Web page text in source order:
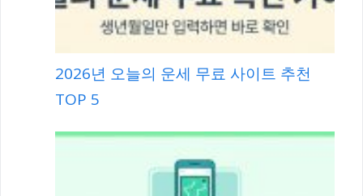
2026년 오늘의 운세 무료 사이트 추천
TOP 5